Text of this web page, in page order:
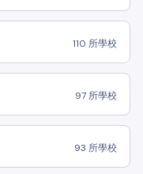
110 所學校
97 所學校
93 所學校